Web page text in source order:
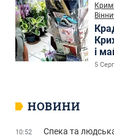
і
5
НОВИНИ
10:52
Спека та